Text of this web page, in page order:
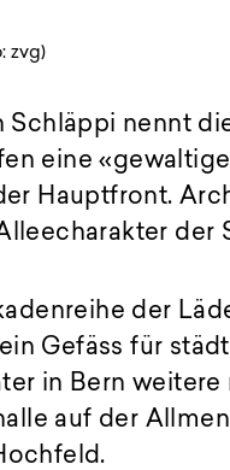
zvg)
nennt
eine
Hauptfront.
der
der
Gefäss für
in Bern weitere
auf der